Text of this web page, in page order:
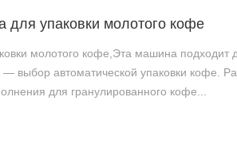
упаковки молотого кофе
молотого кофе,Эта машина подходит
выбор автоматической упаковки кофе.
для гранулированного кофе...